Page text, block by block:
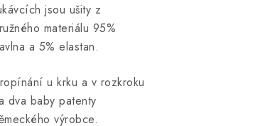
jsou ušity z
materiálu 95%
a 5% elastan.
u krku a v rozkroku
dva baby patenty
výrobce.